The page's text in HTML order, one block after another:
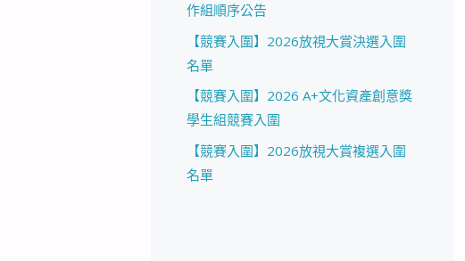
作組順序公告
【競賽入圍】2026放視大賞決選入圍
名單
【競賽入圍】2026 A+文化資產創意獎
學生組競賽入圍
【競賽入圍】2026放視大賞複選入圍
名單